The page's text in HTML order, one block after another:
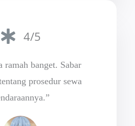
4/5
ramah banget. Sabar
prosedur sewa